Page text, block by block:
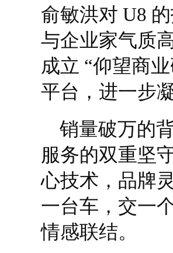
俞敏洪对 U8
与企业家气质
成立 “仰望商
平台，进一步
销量破万的
服务的双重坚
心技术，品牌
一台车，交一
情感联结。